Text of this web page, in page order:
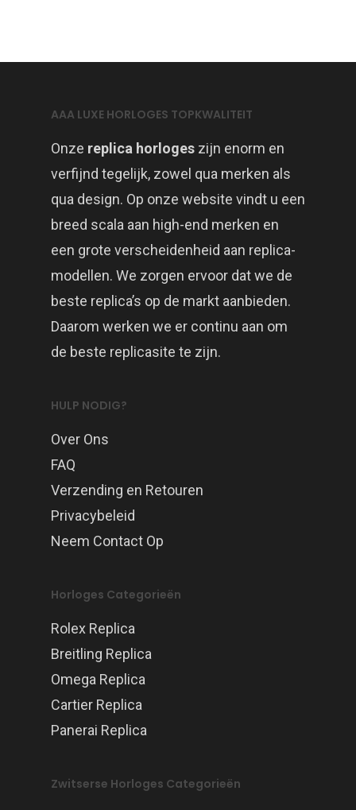
AAA LUXE HORLOGES TOPKWALITEIT
Onze replica horloges zijn enorm en
verfijnd tegelijk, zowel qua merken als
qua design. Op onze website vindt u een
breed scala aan high-end merken en
een grote verscheidenheid aan replica-
modellen. We zorgen ervoor dat we de
beste replica’s op de markt aanbieden.
Daarom werken we er continu aan om
de beste replicasite te zijn.
HULP NODIG?
Over Ons
FAQ
Verzending en Retouren
Privacybeleid
Neem Contact Op
Horloges Categorieën
Rolex Replica
Breitling Replica
Omega Replica
Cartier Replica
Panerai Replica
Zwitserse Horloges Categorieën